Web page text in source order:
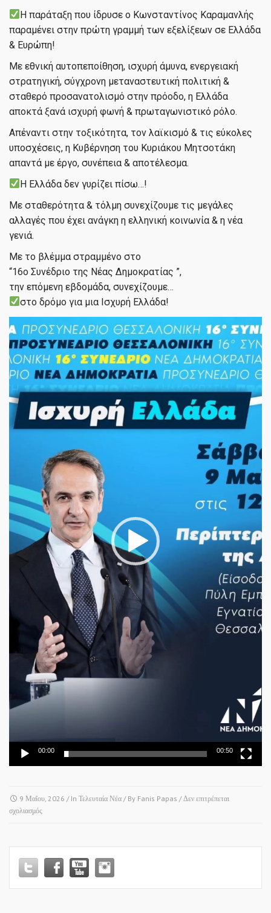
Η παράταξη που ίδρυσε ο Κωνσταντίνος Καραμανλής
παραμένει στην πρώτη γραμμή των εξελίξεων σε Ελλάδα
& Ευρώπη!
Με εθνική αυτοπεποίθηση, ισχυρή άμυνα, ενεργειακή
στρατηγική, σύγχρονη μεταναστευτική πολιτική &
σταθερό προσανατολισμό στην πρόοδο, η Ελλάδα
αποκτά ξανά ισχυρή φωνή & πρωταγωνιστικό ρόλο.
Απέναντι στην τοξικότητα, τον λαϊκισμό & τις εύκολες
υποσχέσεις, η Κυβέρνηση του Κυριάκου Μητσοτάκη
απαντά με έργο, συνέπεια & αποτέλεσμα.
Η Ελλάδα δεν γυρίζει πίσω…!
Με σταθερότητα & τόλμη συνεχίζουμε τις μεγάλες
αλλαγές που έχει ανάγκη η ελληνική κοινωνία & η νέα
γενιά.
Με το βλέμμα στραμμένο στο
“16ο Συνέδριο της Νέας Δημοκρατίας ”,
την επόμενη εβδομάδα, συνεχίζουμε…
στο δρόμο για μια Ισχυρή Ελλάδα!
Πρόγραμμα
Αναπαραγωγής
Βίντεο
00:00 00:50
9 Μαΐου, 2026 / In Τελευταία Νέα / By Fanis Papas / Δεν επιτρέπεται
σχολιασμόςστο
ΠΡΟΣΥΝΕΔΡΙΟ
Ν.Δ.
ΘΕΣΣΑΛΟΝΙΚΗΣ!